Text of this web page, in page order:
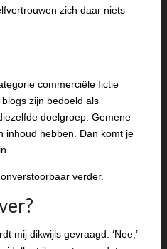
zich daar niets
commerciële fictie
zijn bedoeld als
doelgroep. Gemene
inhoud hebben. Dan komt je
verder.
mij dikwijls gevraagd. ‘Nee,’